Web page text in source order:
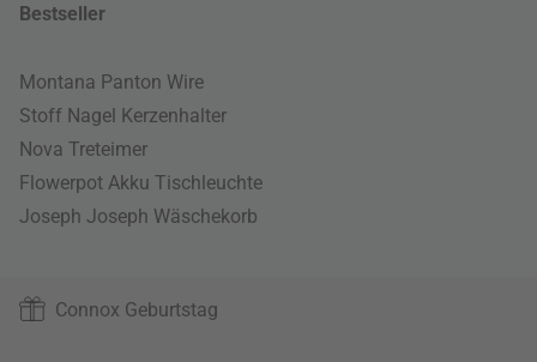
Bestseller
Montana Panton Wire
Stoff Nagel Kerzenhalter
Nova Treteimer
Flowerpot Akku Tischleuchte
Joseph Joseph Wäschekorb
Connox Geburtstag